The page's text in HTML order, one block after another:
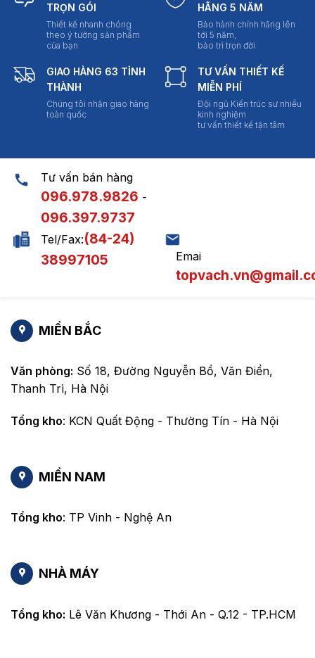
TRỌN GÓI
Thiết kế nhanh chóng
theo ý tưởng sản phẩm
của bạn
HÃNG 5 NĂM
Bảo hành chính hãng lên
tới 5 năm,
bảo trì trọn đời
GIAO HÀNG 63 TỈNH
THÀNH
Chúng tôi nhận giao hàng
toàn quốc
TƯ VẤN THIẾT KẾ
MIỄN PHÍ
Đội ngũ Kiến trúc sư nhiều
kinh nghiệm
tư vấn thiết kế tận tâm
Tư vấn bán hàng
096.978.9826 -
096.397.9737
Tel/Fax:(84-24)
38997105
Emai
MIỀN BẮC
Văn phòng: Số 18, Đường Nguyễn Bồ, Văn Điển,
Thanh Trì, Hà Nội
Tổng kho: KCN Quất Động - Thường Tín - Hà Nội
MIỀN NAM
Tổng kho: TP Vinh - Nghệ An
NHÀ MÁY
Tổng kho: Lê Văn Khương - Thới An - Q.12 - TP.HCM